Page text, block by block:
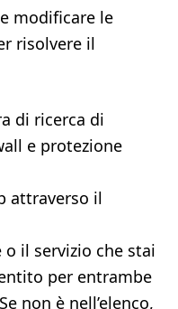
modificare le
risolvere il
di ricerca di
e protezione
attraverso il
o il servizio che stai
per entrambe
non è nell’elenco,